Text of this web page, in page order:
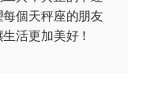
個天秤座的朋友
活更加美好！